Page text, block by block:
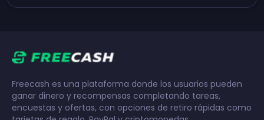
Freecash es una plataforma donde los usuarios pueden
ganar dinero y recompensas completando tareas,
encuestas y ofertas, con opciones de retiro rápidas como